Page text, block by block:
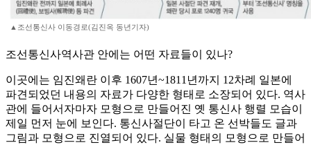
▲조선통신사 이동경로(김진옥 동년기자)
조선통신사역사관 안에는 어떤 자료들이 있나?
이곳에는 임진왜란 이후 1607년~1811년까지 12차례 일본에
파견되었던 내용의 자료가 다양한 형태로 소장되어 있다. 역사
관에 들어서자마자 모형으로 만들어진 옛 통신사 행렬 모습이
제일 먼저 눈에 보인다. 통신사절단이 타고 온 선박들도 글과
그림과 모형으로 진열되어 있다. 실물 형태의 모형으로 만들어